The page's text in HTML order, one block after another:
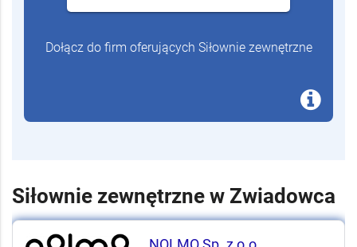
Dołącz do firm oferujących Siłownie zewnętrzne
Siłownie zewnętrzne w Zwiadowca